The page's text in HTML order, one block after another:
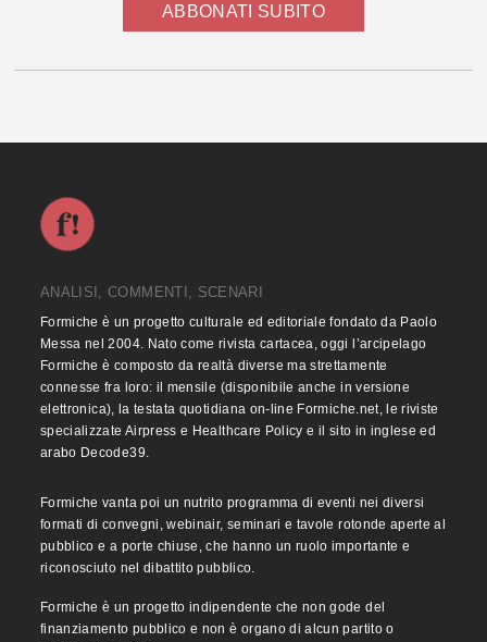
ABBONATI SUBITO
ANALISI, COMMENTI, SCENARI
Formiche è un progetto culturale ed editoriale fondato da Paolo
Messa nel 2004. Nato come rivista cartacea, oggi l’arcipelago
Formiche è composto da realtà diverse ma strettamente
connesse fra loro: il mensile (disponibile anche in versione
elettronica), la testata quotidiana on-line Formiche.net, le riviste
specializzate Airpress e Healthcare Policy e il sito in inglese ed
arabo Decode39.
Formiche vanta poi un nutrito programma di eventi nei diversi
formati di convegni, webinair, seminari e tavole rotonde aperte al
pubblico e a porte chiuse, che hanno un ruolo importante e
riconosciuto nel dibattito pubblico.
Formiche è un progetto indipendente che non gode del
finanziamento pubblico e non è organo di alcun partito o